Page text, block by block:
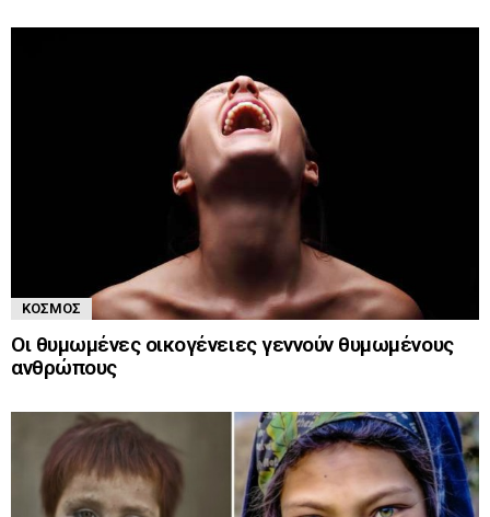
ΚΌΣΜΟΣ
Οι θυμωμένες οικογένειες γεννούν θυμωμένους
ανθρώπους